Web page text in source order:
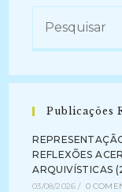
Publicações
REFLEXÕES
ARQUIVÍSTICAS
03/08/2026 / 0